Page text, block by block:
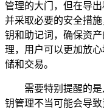
管理的大门，但在导
并采取必要的安全措
钥和助记词，确保资
理，用户可以更加放心
储和交易。
需要特别提醒的
钥管理不当可能会导